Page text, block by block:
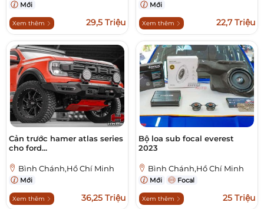
Mới
Xem thêm 29,5 Triệu
Mới
Xem thêm 22,7 Triệu
Cản trước hamer atlas series
cho ford...
Bình Chánh,Hồ Chí Minh
Mới
Xem thêm 36,25 Triệu
Bộ loa sub focal everest
2023
Bình Chánh,Hồ Chí Minh
Mới Focal
Xem thêm 25 Triệu